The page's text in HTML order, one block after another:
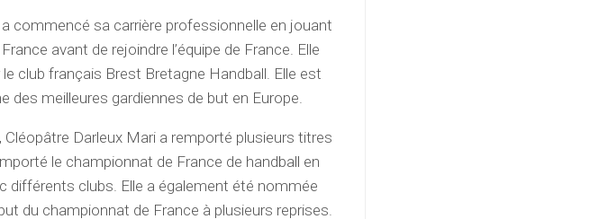
commencé sa carrière professionnelle en jouant
avant de rejoindre l’équipe de France. Elle
club français Brest Bretagne Handball. Elle est
des meilleures gardiennes de but en Europe.
Cléopâtre Darleux Mari a remporté plusieurs titres
le championnat de France de handball en
différents clubs. Elle a également été nommée
du championnat de France à plusieurs reprises.